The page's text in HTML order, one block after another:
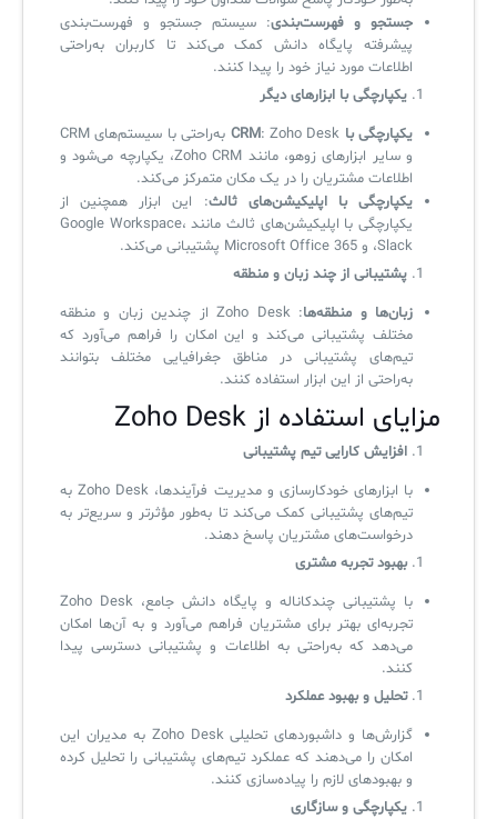
جستجو و فهرست‌بندی: سیستم جستجو و فهرست‌بندی
پیشرفته پایگاه دانش کمک می‌کند تا کاربران به‌راحتی
اطلاعات مورد نیاز خود را پیدا کنند.
یکپارچگی با ابزارهای دیگر
یکپارچگی با CRM
: Zoho Desk به‌راحتی با سیستم‌های CRM
و سایر ابزارهای زوهو، مانند Zoho CRM، یکپارچه می‌شود و
اطلاعات مشتریان را در یک مکان متمرکز می‌کند.
یکپارچگی با اپلیکیشن‌های ثالث: این ابزار همچنین از
یکپارچگی با اپلیکیشن‌های ثالث مانند Google Workspace،
Slack، و Microsoft Office 365 پشتیبانی می‌کند.
پشتیبانی از چند زبان و منطقه
زبان‌ها و منطقه‌ها
: Zoho Desk از چندین زبان و منطقه
مختلف پشتیبانی می‌کند و این امکان را فراهم می‌آورد که
تیم‌های پشتیبانی در مناطق جغرافیایی مختلف بتوانند
به‌راحتی از این ابزار استفاده کنند.
مزایای استفاده از Zoho Desk
افزایش کارایی تیم پشتیبانی
با ابزارهای خودکارسازی و مدیریت فرآیندها، Zoho Desk به
تیم‌های پشتیبانی کمک می‌کند تا به‌طور مؤثرتر و سریع‌تر به
درخواست‌های مشتریان پاسخ دهند.
بهبود تجربه مشتری
با پشتیبانی چندکاناله و پایگاه دانش جامع، Zoho Desk
تجربه‌ای بهتر برای مشتریان فراهم می‌آورد و به آن‌ها امکان
می‌دهد که به‌راحتی به اطلاعات و پشتیبانی دسترسی پیدا
کنند.
تحلیل و بهبود عملکرد
گزارش‌ها و داشبوردهای تحلیلی Zoho Desk به مدیران این
امکان را می‌دهند که عملکرد تیم‌های پشتیبانی را تحلیل کرده
و بهبودهای لازم را پیاده‌سازی کنند.
یکپارچگی و سازگاری